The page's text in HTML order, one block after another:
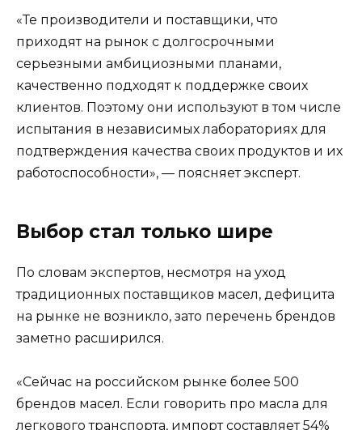
«Те производители и поставщики, что
приходят на рынок с долгосрочными
серьезными амбициозными планами,
качественно подходят к поддержке своих
клиентов. Поэтому они используют в том числе
испытания в независимых лабораториях для
подтверждения качества своих продуктов и их
работоспособности», — поясняет эксперт.
Выбор стал только шире
По словам экспертов, несмотря на уход
традиционных поставщиков масел, дефицита
на рынке не возникло, зато перечень брендов
заметно расширился.
«Сейчас на российском рынке более 500
брендов масел. Если говорить про масла для
легкового транспорта, импорт составляет 54%